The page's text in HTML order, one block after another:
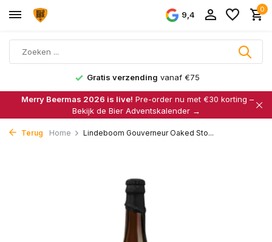
9,4
0
Gratis verzending vanaf €75
Merry Beermas 2026 is live! Pre-order nu met €30 korting –
Bekijk de Bier Adventskalender →
Terug Home Lindeboom Gouverneur Oaked Sto...